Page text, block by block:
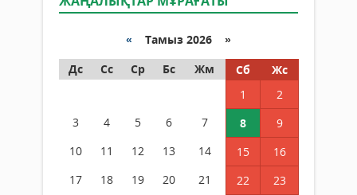
« Тамыз 2026 »
Дс
Сс Ср Бс Жм Сб
Жс
1
2
3
4 5 6 7 8
9
10
11 12 13 14 15
16
17
18 19 20 21 22 23